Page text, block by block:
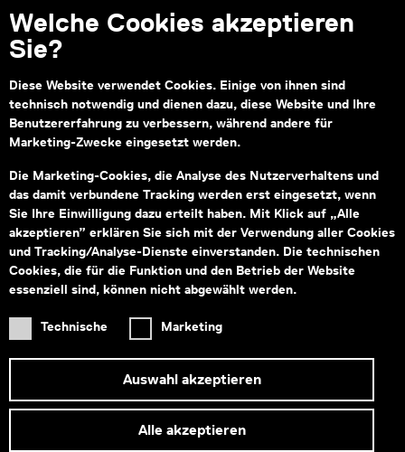
Welche Cookies akzeptieren
Sie?
Diese Website verwendet Cookies. Einige von ihnen sind
technisch notwendig und dienen dazu, diese Website und Ihre
Benutzererfahrung zu verbessern, während andere für
Marketing-Zwecke eingesetzt werden.
Die Marketing-Cookies, die Analyse des Nutzerverhaltens und
das damit verbundene Tracking werden erst eingesetzt, wenn
Sie Ihre Einwilligung dazu erteilt haben. Mit Klick auf „Alle
akzeptieren” erklären Sie sich mit der Verwendung aller Cookies
und Tracking/Analyse-Dienste einverstanden. Die technischen
Cookies, die für die Funktion und den Betrieb der Website
essenziell sind, können nicht abgewählt werden.
Technische Marketing
Auswahl akzeptieren
Alle akzeptieren
Fragen an unseren Museumsshop:
shop@wienmuseum.at
1040 Wien
Informationen zu Ihrem
barrierefreien Besuch
Subventionsgeber Hauptsponsor
Sicher buchen & bezahlen